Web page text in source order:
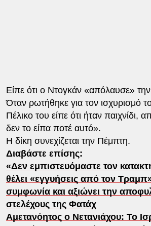
Είπε ότι ο Ντογκάν «απόλαυσε»
Όταν ρωτήθηκε για τον ισχυρισμό
Πέλικο του είπε ότι ήταν παιχνίδι,
δεν το είπα ποτέ αυτό».
Η δίκη συνεχίζεται την Πέμπτη.
Διαβάστε επίσης:
«Δεν εμπιστευόμαστε τον
θέλει «εγγυήσεις από τον
συμφωνία και αξιώνει την
στελέχους της Φατάχ
Αμετανόητος ο Νετανιάχου: Το